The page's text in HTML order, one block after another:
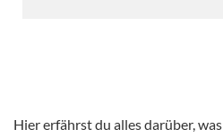
Hier erfährst du alles darüber, was